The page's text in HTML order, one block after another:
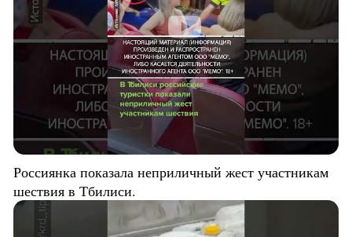
Россиянка показала неприличный жест участникам
шествия в Тбилиси.